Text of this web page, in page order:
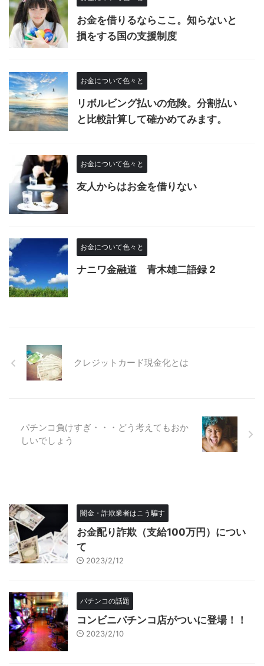
お金を借りるならここ。知らないと
損をする国の支援制度
お金について色々と
リボルビング払いの危険。分割払い
と比較計算して確かめてみます。
お金について色々と
友人からはお金を借りない
お金について色々と
ナニワ金融道 青木雄二語録 2
クレジットカード現金化とは
パチンコ負けすぎ・・・どう考えてもおか
しいでしょう
闇金・詐欺業者はこう騙す
お金配り詐欺（支給100万円）につい
て
2023/2/12
パチンコの話題
コンビニパチンコ店がついに登場！！
2023/2/10